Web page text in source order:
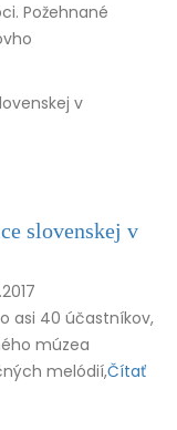
Požehnané
slovenskej v
asi 40 účastníkov,
múzea
melódií,Čítať